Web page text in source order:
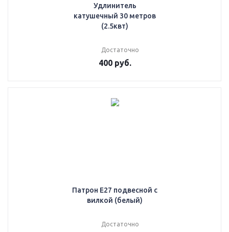
Удлинитель
катушечный 30 метров
(2.5квт)
Достаточно
400руб.
Патрон E27 подвесной с
вилкой (белый)
Достаточно